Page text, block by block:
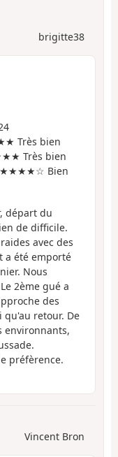
brigitte38
Très bien
Très bien
Bien
départ du
de difficile.
avec des
a été emporté
Nous
2ème gué a
des
qu'au retour. De
environnants,
préfèrence.
Vincent Bron